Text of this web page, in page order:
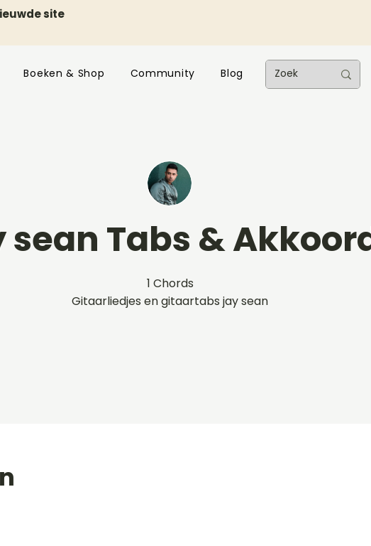
site
Boeken & Shop Community Blog
sean Tabs &
1 Chords
Gitaarliedjes en gitaartabs jay sean